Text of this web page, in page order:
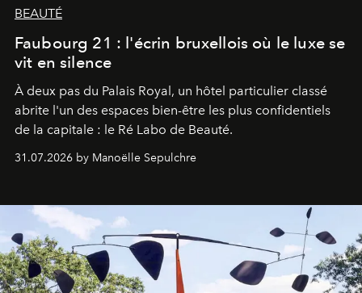
BEAUTÉ
Faubourg 21 : l'écrin bruxellois où le luxe se
vit en silence
À deux pas du Palais Royal, un hôtel particulier classé
abrite l'un des espaces bien-être les plus confidentiels
de la capitale : le Ré Labo de Beauté.
31.07.2026 by Manoëlle Sepulchre